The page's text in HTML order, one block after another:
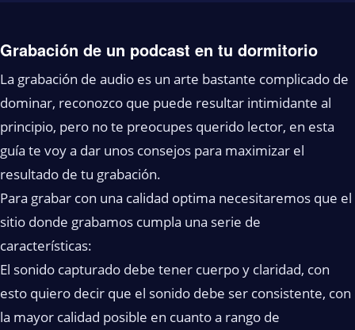
Grabación de un podcast en tu dormitorio
La grabación de audio es un arte bastante complicado de
dominar, reconozco que puede resultar intimidante al
principio, pero no te preocupes querido lector, en esta
guía te voy a dar unos consejos para maximizar el
resultado de tu grabación.
Para grabar con una calidad optima necesitaremos que el
sitio donde grabamos cumpla una serie de
características:
El sonido capturado debe tener cuerpo y claridad, con
esto quiero decir que el sonido debe ser consistente, con
la mayor calidad posible en cuanto a rango de